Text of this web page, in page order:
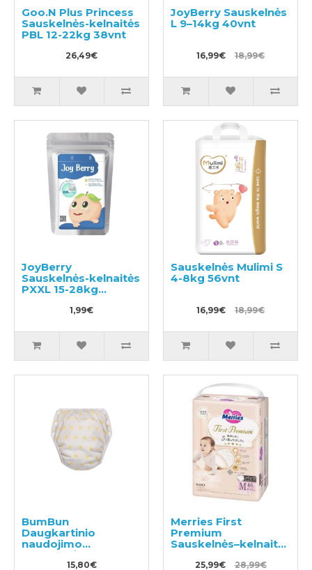
Goo.N Plus Princess
Sauskelnės-kelnaitės
PBL 12-22kg 38vnt
26,49€
JoyBerry Sauskelnės
L 9–14kg 40vnt
16,99€ 18,99€
JoyBerry
Sauskelnės-kelnaitės
PXXL 15-28kg
1,99€
Sauskelnės Mulimi S
4-8kg 56vnt
16,99€ 18,99€
BumBun
Daugkartinio
naudojimo
sauskelnės
plaukimui ir tualeto
15,80€
Merries First
Premium
Sauskelnės–kelnaitės
25,99€ 28,99€